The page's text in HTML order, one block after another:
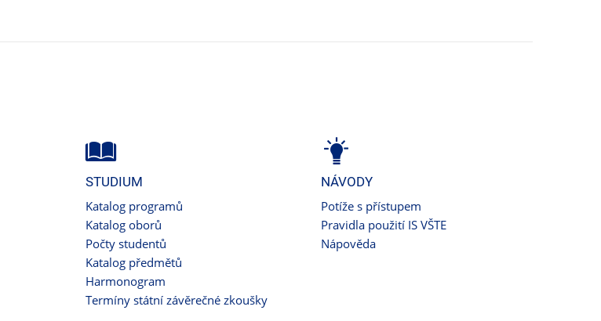
STUDIUM
Katalog programů
Katalog oborů
Počty studentů
Katalog předmětů
Harmonogram
Termíny státní závěrečné zkoušky
NÁVODY
Potíže s přístupem
Pravidla použití IS VŠTE
Nápověda